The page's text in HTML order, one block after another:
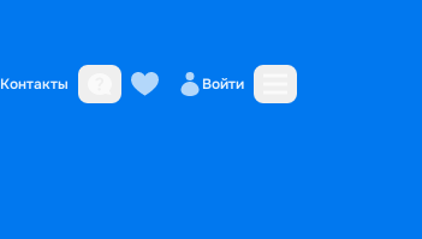
Контакты Войти